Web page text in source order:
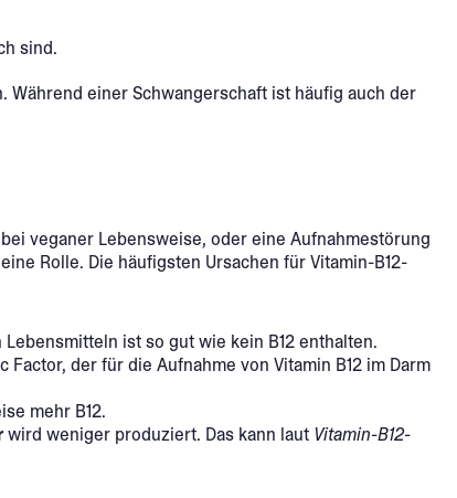
sind.
Während einer Schwangerschaft ist häufig auch der
veganer Lebensweise, oder eine Aufnahmestörung
Rolle. Die häufigsten Ursachen für Vitamin-B12-
ist so gut wie kein B12 enthalten.
der für die Aufnahme von Vitamin B12 im Darm
mehr B12.
wird weniger produziert. Das kann laut Vitamin-B12-